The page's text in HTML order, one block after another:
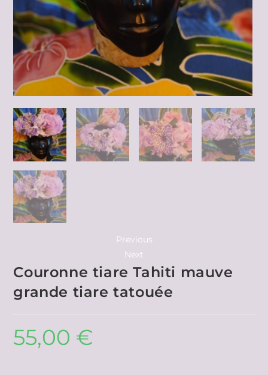
Previous
Next
Couronne tiare Tahiti mauve
grande tiare tatouée
55,00 €